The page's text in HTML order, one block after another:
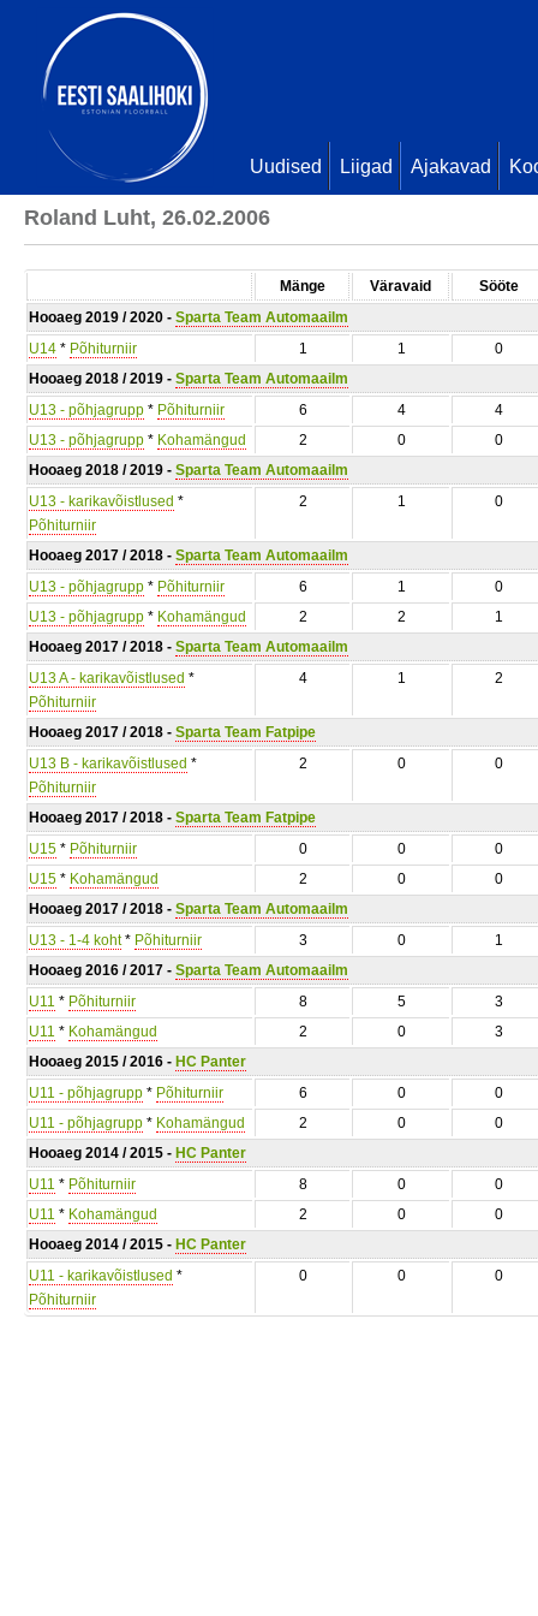
Uudised Liigad Ajakavad
Roland Luht, 26.02.2006
Mänge Väravaid
Sööte
Hooaeg 2019 / 2020 - Sparta Team Automaailm
U14 * Põhiturniir 1 1
0
Hooaeg 2018 / 2019 - Sparta Team Automaailm
U13 - põhjagrupp * Põhiturniir 6 4
4
U13 - põhjagrupp * Kohamängud 2 0
0
Hooaeg 2018 / 2019 - Sparta Team Automaailm
U13 - karikavõistlused *
Põhiturniir
2 1 0
Hooaeg 2017 / 2018 - Sparta Team Automaailm
U13 - põhjagrupp * Põhiturniir 6 1
0
U13 - põhjagrupp * Kohamängud 2 2
1
Hooaeg 2017 / 2018 - Sparta Team Automaailm
U13 A - karikavõistlused *
Põhiturniir
4 1 2
Hooaeg 2017 / 2018 - Sparta Team Fatpipe
U13 B - karikavõistlused *
Põhiturniir
2 0 0
Hooaeg 2017 / 2018 - Sparta Team Fatpipe
U15 * Põhiturniir 0 0
0
U15 * Kohamängud 2 0
0
Hooaeg 2017 / 2018 - Sparta Team Automaailm
U13 - 1-4 koht* Põhiturniir 3 0
1
Hooaeg 2016 / 2017 - Sparta Team Automaailm
U11 * Põhiturniir 8 5
3
U11 * Kohamängud 2 0
3
Hooaeg 2015 / 2016 - HC Panter
U11 - põhjagrupp * Põhiturniir 6 0
0
U11 - põhjagrupp * Kohamängud 2 0
0
Hooaeg 2014 / 2015 - HC Panter
U11 * Põhiturniir 8 0
0
U11 * Kohamängud 2 0
0
Hooaeg 2014 / 2015 - HC Panter
U11 - karikavõistlused *
Põhiturniir
0 0 0